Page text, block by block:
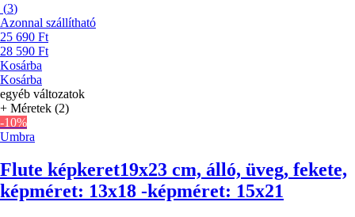
(3)
Azonnal szállítható
25 690 Ft
28 590 Ft
Kosárba
Kosárba
egyéb változatok
+ Méretek (2)
-10%
Umbra
Flute képkeret19x23 cm, álló, üveg, fekete,
képméret: 13x18 -képméret: 15x21